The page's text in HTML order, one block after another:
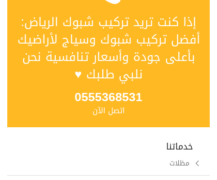
إذا كنت تريد تركيب شبوك الرياض:
أفضل تركيب شبوك وسياج لأراضيك
بأعلى جودة وأسعار تنافسية نحن
نلبي طلبك ♥
0555368531
اتصل الآن
خدماتنا
مظلات